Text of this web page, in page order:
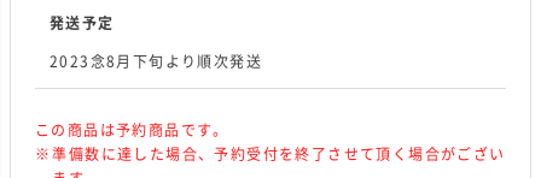
発送予定
2023念8月下旬より順次発送
この商品は予約商品です。
準備数に達した場合、予約受付を終了させて頂く場合がござい